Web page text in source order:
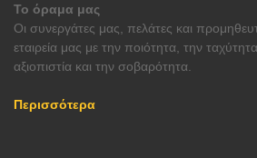
Το όραμα μας
Οι συνεργάτες μας, πελάτες και
εταιρεία μας με την ποιότητα, την
αξιοπιστία και την σοβαρότητα.
Περισσότερα